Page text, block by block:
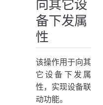
向其它设
备下发属
性
该操作用于向其
它设备下发属
性，实现设备联
动功能。